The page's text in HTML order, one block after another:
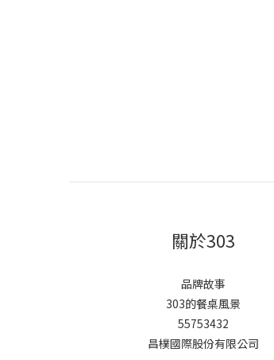
關於303
品牌故事
303的餐桌風景
55753432
昌樸國際股份有限公司